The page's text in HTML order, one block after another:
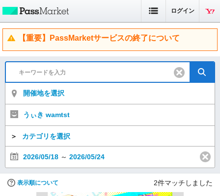
ログイン
【重要】PassMarketサービスの終了について
開催地を選択
うぃき wamtst
＞ カテゴリを選択
2026/05/18 ～ 2026/05/24
表示順について 2件マッチしました